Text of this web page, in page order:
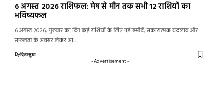
6 अगस्त 2026 राशिफल: मेष से मीन तक सभी 12 राशियों का
भविष्यफल
6 अगस्त 2026, गुरुवार का दिन कई राशियों के लिए नई उम्मीदें, सकारात्मक बदलाव और
सफलता के अवसर लेकर आ…
Byदिव्यसुधा
- Advertisement -